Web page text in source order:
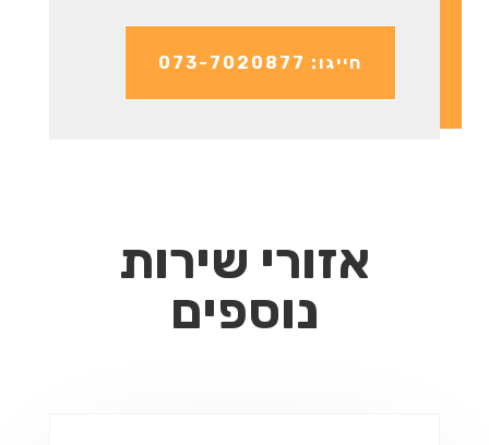
חייגו: 073-7020877
אזורי שירות
נוספים